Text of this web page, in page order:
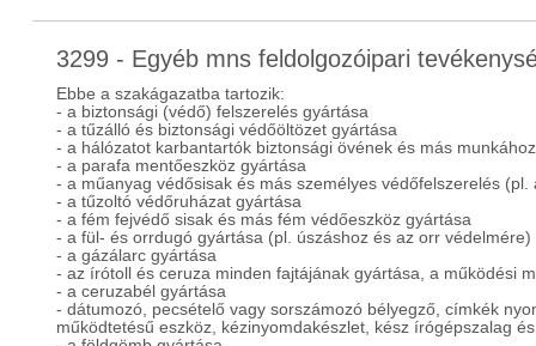
3299 - Egyéb mns feldolgozóipari
Ebbe a szakágazatba tartozik:
- a biztonsági (védő) felszerelés gyártása
- a tűzálló és biztonsági védőöltözet gyártása
- a hálózatot karbantartók biztonsági övének és más
- a parafa mentőeszköz gyártása
- a műanyag védősisak és más személyes védőfelszerelés
- a tűzoltó védőruházat gyártása
- a fém fejvédő sisak és más fém védőeszköz gyártása
- a fül- és orrdugó gyártása (pl. úszáshoz és az orr védelmére)
- a gázálarc gyártása
- az írótoll és ceruza minden fajtájának gyártása, a működési
- a ceruzabél gyártása
- dátumozó, pecsételő vagy sorszámozó bélyegző, címkék
működtetésű eszköz, kézinyomdakészlet, kész írógépszalag